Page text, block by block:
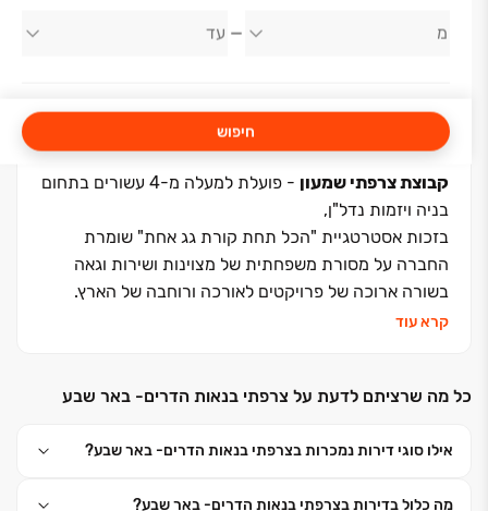
חיפוש
צרפתי שמעון
קבוצת צרפתי שמעון
- פועלת למעלה מ-4 עשורים בתחום
בניה ויזמות נדל"ן,
בזכות אסטרטגיית "הכל תחת קורת גג אחת" שומרת
החברה על מסורת משפחתית של מצוינות ושירות וגאה
בשורה ארוכה של פרויקטים לאורכה ורוחבה של הארץ.
לרכישה בטוחה, הינה תוצר ישיר לעקרונות השמירה
קרא עוד
כל מה שרציתם לדעת על צרפתי בנאות הדרים- באר שבע
אילו סוגי דירות נמכרות בצרפתי בנאות הדרים- באר שבע?
מה כלול בדירות בצרפתי בנאות הדרים- באר שבע?